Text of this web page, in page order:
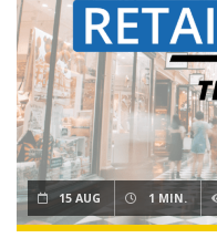
15 AUG 1 MIN.